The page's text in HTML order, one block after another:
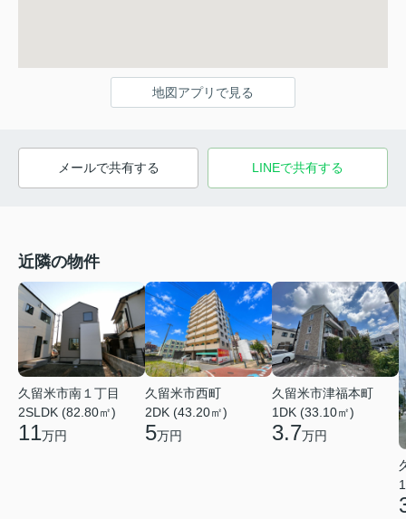
地図アプリで見る
メールで共有する LINEで共有する
近隣の物件
久留米市南１丁目
2SLDK (82.80㎡)
11万円
久留米市西町
2DK (43.20㎡)
5万円
久留米市津福本町
1DK (33.10㎡)
3.7万円